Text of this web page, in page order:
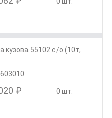
кузова 55102 с/о (10т,
₽ 0 шт.